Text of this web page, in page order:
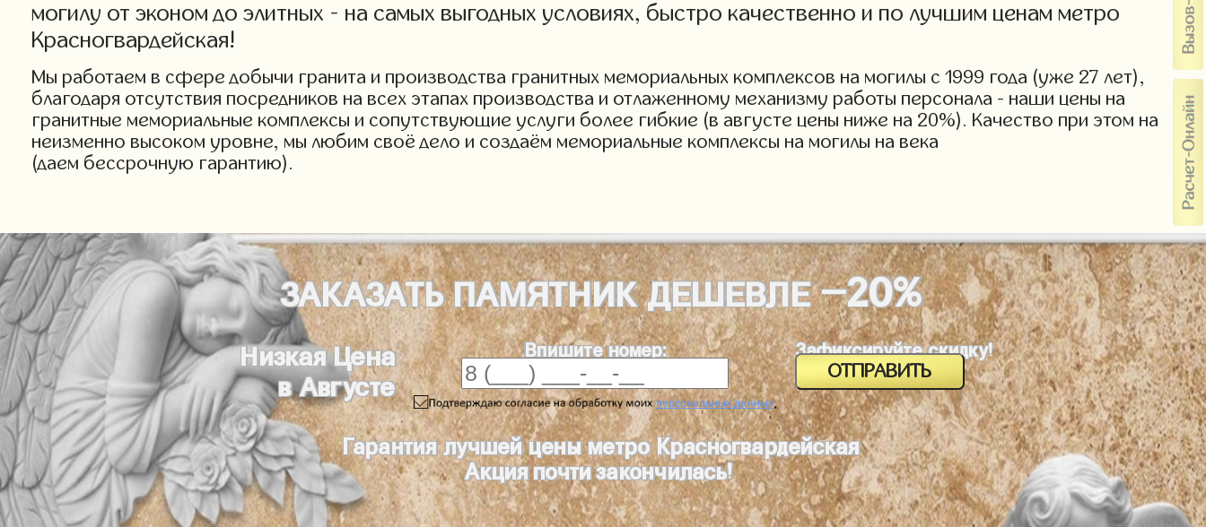
могилу от эконом до элитных - на самых выгодных условиях, быстро качественно и по лучшим ценам метро
Красногвардейская!
Мы работаем в сфере добычи гранита и производства гранитных мемориальных комплексов на могилы с 1999 года (уже 27 лет),
благодаря отсутствия посредников на всех этапах производства и отлаженному механизму работы персонала - наши цены на
гранитные мемориальные комплексы и сопутствующие услуги более гибкие (в августе цены ниже на 20%). Качество при этом на
неизменно высоком уровне, мы любим своё дело и создаём мемориальные комплексы на могилы на века
(даем бессрочную гарантию).
ЗАКАЗАТЬПАМЯТНИКДЕШЕВЛЕ-20%
Низкая Цена
в Августе
Впишите номер:
.
Зафиксируйте скидку!
Гарантия лучшей цены метро Красногвардейская
Акция почти закончилась!